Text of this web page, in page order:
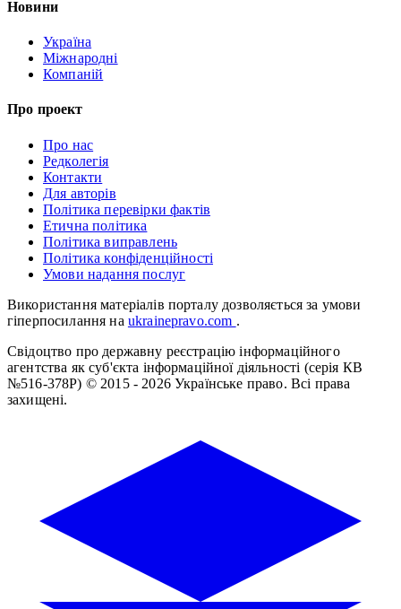
Новини
Україна
Міжнародні
Компаній
Про проект
Про нас
Редколегія
Контакти
Для авторів
Політика перевірки фактів
Етична політика
Політика виправлень
Політика конфіденційності
Умови надання послуг
Використання матеріалів порталу дозволяється за умови
гіперпосилання на ukrainepravo.com .
Свідоцтво про державну реєстрацію інформаційного
агентства як суб'єкта інформаційної діяльності (серія КВ
№516-378Р) © 2015 - 2026 Українське право. Всі права
захищені.